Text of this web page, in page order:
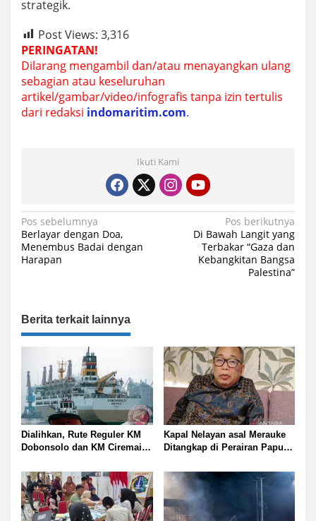
strategik.
Post Views: 3,316
PERINGATAN!
Dilarang mengambil dan/atau menayangkan ulang
sebagian atau keseluruhan
artikel/gambar/video/infografis tanpa izin tertulis
dari redaksi indomaritim.com.
Ikuti Kami
N
a
v
a
s
p
o
s
Pos sebelumnya
Berlayar dengan Doa,
Menembus Badai dengan
Harapan
Pos berikutnya
Di Bawah Langit yang
Terbakar “Gaza dan
Kebangkitan Bangsa
Palestina”
Berita terkait lainnya
Dialihkan, Rute Reguler KM
Dobonsolo dan KM Ciremai
Kapal Nelayan asal Merauke
Ditangkap di Perairan Papua